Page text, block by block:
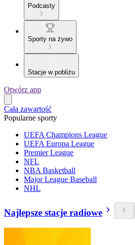
Podcasty
Sporty na żywo
Stacje w pobliżu
Otwórz app
Cała zawartość
Popularne sporty
UEFA Champions League
UEFA Europa League
Premier League
NFL
NBA Basketball
Major League Baseball
NHL
Najlepsze stacje radiowe